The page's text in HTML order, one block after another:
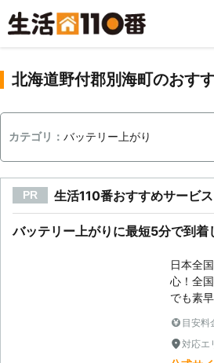
北海道野付郡別海町のおす
カテゴリ： バッテリー上がり
PR 生活110番おすすめサービス
バッテリー上がりに最短5分で到着
日本全
心！全
でも素
目安料
対応エ